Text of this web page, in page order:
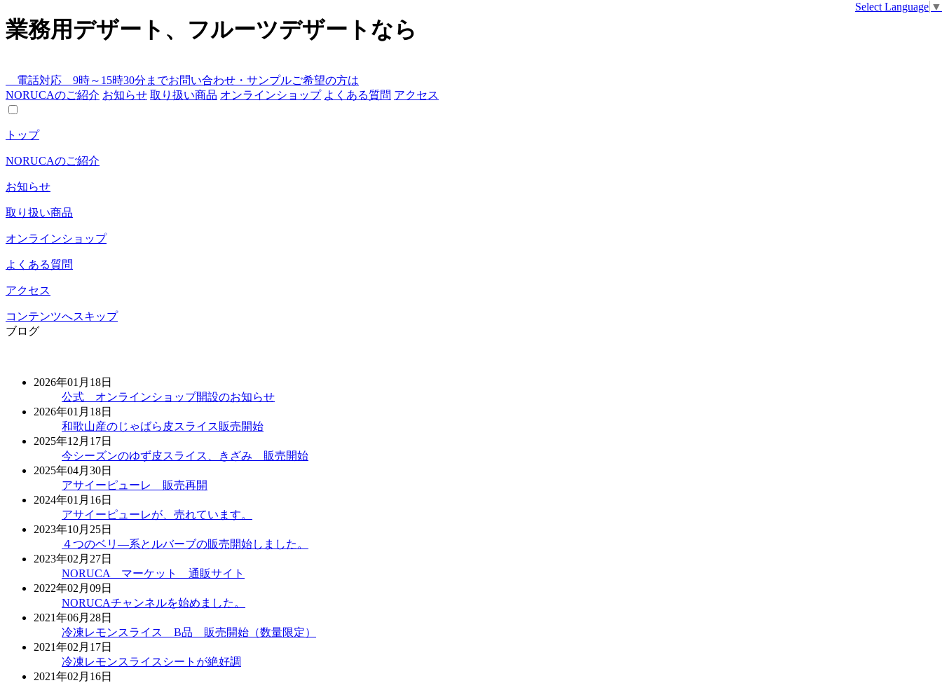
業務用デザート、フルーツデザートなら
Select Language ▼
電話対応 9時～15時30分までお問い合わせ・サンプルご希望の方は
NORUCAのご紹介 お知らせ 取り扱い商品 オンラインショップ よくある質問 アクセス
トップ
NORUCAのご紹介
お知らせ
取り扱い商品
オンラインショップ
よくある質問
アクセス
コンテンツへスキップ
ブログ
2026年01月18日
公式 オンラインショップ開設のお知らせ
2026年01月18日
和歌山産のじゃばら皮スライス販売開始
2025年12月17日
今シーズンのゆず皮スライス、きざみ 販売開始
2025年04月30日
アサイーピューレ 販売再開
2024年01月16日
アサイーピューレが、売れています。
2023年10月25日
４つのベリ―系とルバーブの販売開始しました。
2023年02月27日
NORUCA マーケット 通販サイト
2022年02月09日
NORUCAチャンネルを始めました。
2021年06月28日
冷凍レモンスライス B品 販売開始（数量限定）
2021年02月17日
冷凍レモンスライスシートが絶好調
2021年02月16日